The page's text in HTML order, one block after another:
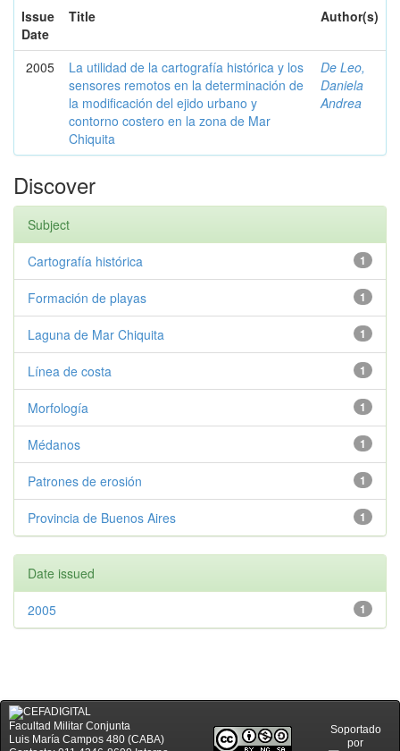
Issue
Date
Title Author(s)
2005
La utilidad de la cartografía histórica y los
sensores remotos en la determinación de
la modificación del ejido urbano y
contorno costero en la zona de Mar
Chiquita
De Leo,
Daniela
Andrea
Discover
Subject
1
Cartografía histórica
1
Formación de playas
1
Laguna de Mar Chiquita
1
Línea de costa
1
Morfología
1
Médanos
1
Patrones de erosión
1
Provincia de Buenos Aires
Date issued
1
2005
Facultad Militar Conjunta
Luis María Campos 480 (CABA)
Soportado
por